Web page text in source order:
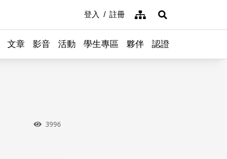
登入 註冊 網站導覽展開搜尋
文章 影音 活動 學生專區 夥伴 認證
瀏覽次數
3996